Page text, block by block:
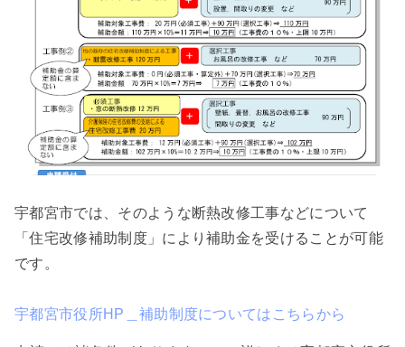
宇都宮市では、そのような断熱改修工事などについて
「住宅改修補助制度」により補助金を受けることが可能
です。
宇都宮市役所HP＿補助制度についてはこちらから